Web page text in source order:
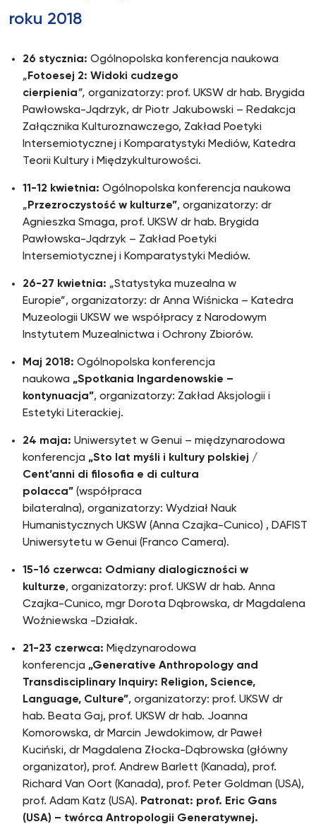
roku 2018
26 stycznia: Ogólnopolska konferencja naukowa
„ Fotoesej 2: Widoki cudzego
cierpienia”, organizatorzy: prof. UKSW dr hab. Brygida
Pawłowska-Jądrzyk, dr Piotr Jakubowski – Redakcja
Załącznika Kulturoznawczego, Zakład Poetyki
Intersemiotycznej i Komparatystyki Mediów, Katedra
Teorii Kultury i Międzykulturowości.
11-12 kwietnia: Ogólnopolska konferencja naukowa
„ Przezroczystość w kulturze”, organizatorzy: dr
Agnieszka Smaga, prof. UKSW dr hab. Brygida
Pawłowska-Jądrzyk – Zakład Poetyki
Intersemiotycznej i Komparatystyki Mediów.
26-27 kwietnia: „Statystyka muzealna w
Europie”, organizatorzy: dr Anna Wiśnicka – Katedra
Muzeologii UKSW we współpracy z Narodowym
Instytutem Muzealnictwa i Ochrony Zbiorów.
Maj 2018: Ogólnopolska konferencja
naukowa „Spotkania Ingardenowskie –
kontynuacja”, organizatorzy: Zakład Aksjologii i
Estetyki Literackiej.
24 maja: Uniwersytet w Genui – międzynarodowa
konferencja „Sto lat myśli i kultury polskiej /
Cent’anni di filosofia e di cultura
polacca” (współpraca
bilateralna), organizatorzy: Wydział Nauk
Humanistycznych UKSW (Anna Czajka-Cunico) , DAFIST
Uniwersytetu w Genui (Franco Camera).
15-16 czerwca: Odmiany dialogiczności w
kulturze, organizatorzy: prof. UKSW dr hab. Anna
Czajka-Cunico, mgr Dorota Dąbrowska, dr Magdalena
Woźniewska -Działak.
21-23 czerwca: Międzynarodowa
konferencja „Generative Anthropology and
Transdisciplinary Inquiry: Religion, Science,
Language, Culture”, organizatorzy: prof. UKSW dr
hab. Beata Gaj, prof. UKSW dr hab. Joanna
Komorowska, dr Marcin Jewdokimow, dr Paweł
Kuciński, dr Magdalena Złocka-Dąbrowska (główny
organizator), prof. Andrew Barlett (Kanada), prof.
Richard Van Oort (Kanada), prof. Peter Goldman (USA),
prof. Adam Katz (USA). Patronat: prof. Eric Gans
(USA) – twórca Antropologii Generatywnej.